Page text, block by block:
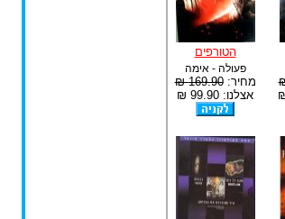
הטורפים
פעולה - אימה
מחיר:169.90 ₪
אצלנו: 99.90 ₪